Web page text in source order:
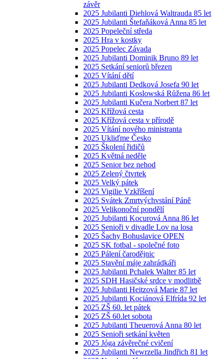
závěr
2025 Jubilanti Diehlová Waltrauda 85 let
2025 Jubilanti Štefaňáková Anna 85 let
2025 Popeleční středa
2025 Hra v kostky
2025 Popelec Závada
2025 Jubilanti Dominik Bruno 89 let
2025 Setkání seniorů březen
2025 Vítání dětí
2025 Jubilanti Dedková Josefa 90 let
2025 Jubilanti Koslowská Růžena 86 let
2025 Jubilanti Kučera Norbert 87 let
2025 Křížová cesta
2025 Křížová cesta v přírodě
2025 Vítání nového ministranta
2025 Ukliďme Česko
2025 Školení řidičů
2025 Květná neděle
2025 Senior bez nehod
2025 Zelený čtvrtek
2025 Velký pátek
2025 Vigilie Vzkříšení
2025 Svátek Zmrtvýchvstání Páně
2025 Velikonoční pondělí
2025 Jubilanti Kocurová Anna 86 let
2025 Senioři v divadle Lov na losa
2025 Šachy Bohuslavice OPEN
2025 SK fotbal - společné foto
2025 Pálení čarodějnic
2025 Stavění máje zahrádkáři
2025 Jubilanti Pchalek Walter 85 let
2025 SDH Hasičské srdce v modlitbě
2025 Jubilanti Heitzová Marie 87 let
2025 Jubilanti Kociánová Elfrída 92 let
2025 ZŠ 60. let pátek
2025 ZŠ 60.let sobota
2025 Jubilanti Theuerová Anna 80 let
2025 Senioři setkání květen
2025 Jóga závěrečné cvičení
2025 Jubilanti Newrzella Jindřich 81 let